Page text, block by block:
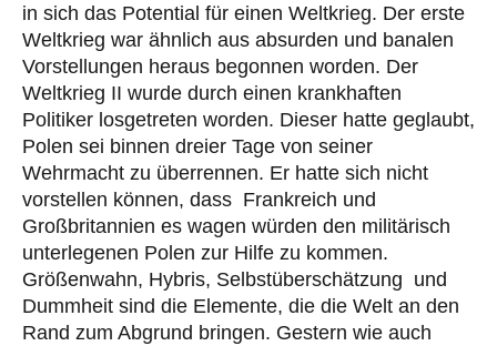
in sich das Potential für einen Weltkrieg. Der erste
Weltkrieg war ähnlich aus absurden und banalen
Vorstellungen heraus begonnen worden. Der
Weltkrieg II wurde durch einen krankhaften
Politiker losgetreten worden. Dieser hatte geglaubt,
Polen sei binnen dreier Tage von seiner
Wehrmacht zu überrennen. Er hatte sich nicht
vorstellen können, dass Frankreich und
Großbritannien es wagen würden den militärisch
unterlegenen Polen zur Hilfe zu kommen.
Größenwahn, Hybris, Selbstüberschätzung und
Dummheit sind die Elemente, die die Welt an den
Rand zum Abgrund bringen. Gestern wie auch